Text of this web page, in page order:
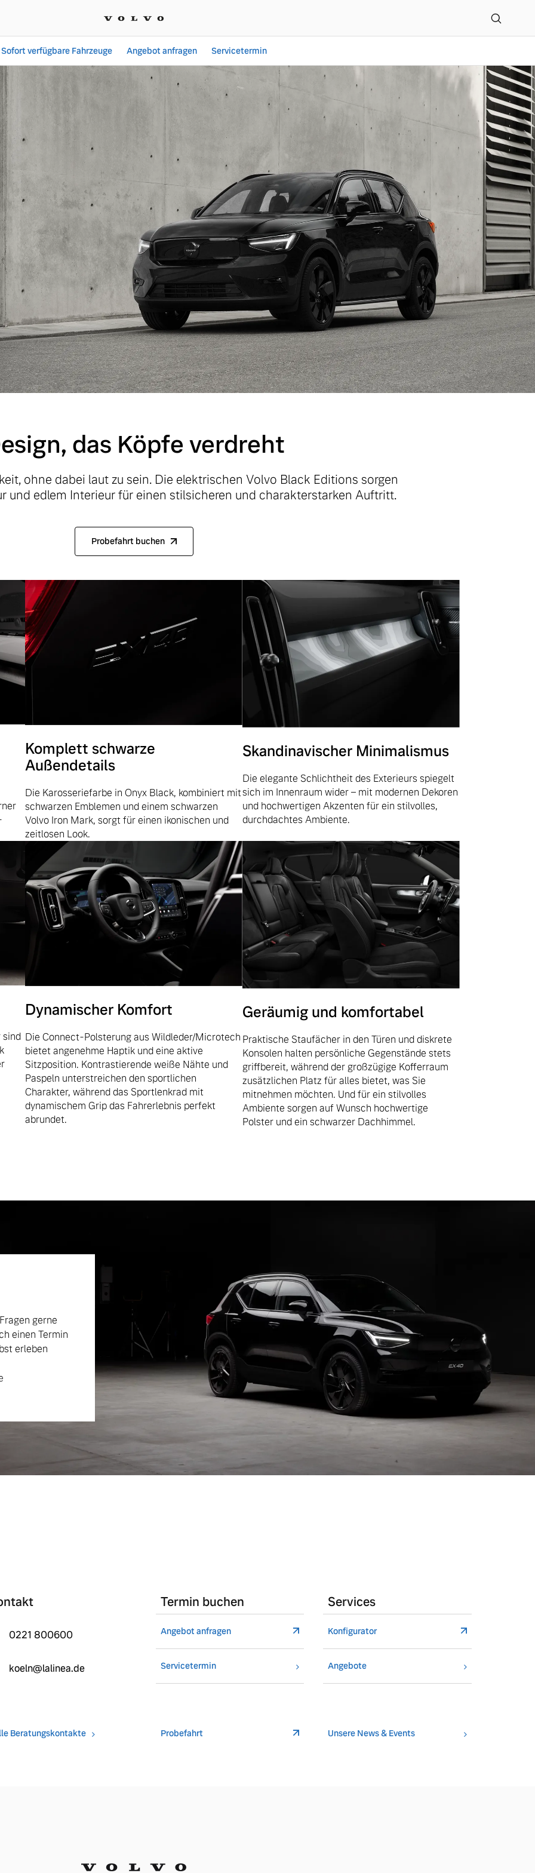
Sofort verfügbare Fahrzeuge Angebot anfragen Servicetermin
Original Volvo Winter- und Sommer Kompletträder.
das Köpfe verdreht
ohne dabei laut zu sein. Die elektrischen Volvo Black Editions sorgen
und edlem Interieur für einen stilsicheren und charakterstarken Auftritt.
Probefahrt buchen
Komplett schwarze
Außendetails
Die Karosseriefarbe in Onyx Black, kombiniert mit
schwarzen Emblemen und einem schwarzen
Volvo Iron Mark, sorgt für einen ikonischen und
zeitlosen Look.
Skandinavischer Minimalismus
Die elegante Schlichtheit des Exterieurs spiegelt
sich im Innenraum wider – mit modernen Dekoren
und hochwertigen Akzenten für ein stilvolles,
durchdachtes Ambiente.
sind
Dynamischer Komfort
Die Connect-Polsterung aus Wildleder/Microtech
bietet angenehme Haptik und eine aktive
Sitzposition. Kontrastierende weiße Nähte und
Paspeln unterstreichen den sportlichen
Charakter, während das Sportlenkrad mit
dynamischem Grip das Fahrerlebnis perfekt
abrundet.
Geräumig und komfortabel
Praktische Staufächer in den Türen und diskrete
Konsolen halten persönliche Gegenstände stets
griffbereit, während der großzügige Kofferraum
zusätzlichen Platz für alles bietet, was Sie
mitnehmen möchten. Und für ein stilvolles
Ambiente sorgen auf Wunsch hochwertige
Polster und ein schwarzer Dachhimmel.
gerne
einen Termin
erleben
0221 800600
koeln@lalinea.de
Beratungskontakte
Termin buchen
Angebot anfragen
Servicetermin
Probefahrt
Services
Konfigurator
Angebote
Unsere News & Events